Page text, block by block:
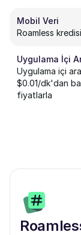
Mobil Veri
Roamless
Uygulama İçi
Uygulama içi
$0.01/dk'dan
fiyatlarla